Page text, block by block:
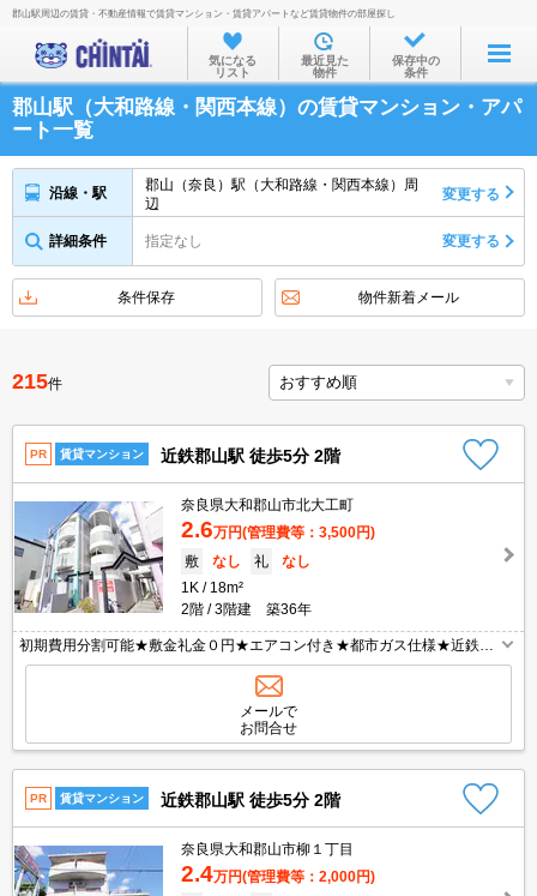
お部屋を探す
沿線・駅から
住所から
家賃相場から
不動産会社から
郡山駅周辺の賃貸・不動産情報で賃貸マンション・賃貸アパートなど賃貸物件の部屋探し
気になる
リスト
最近見た
物件
保存中の
条件
郡山駅（大和路線・関西本線）の賃貸マンション・アパ
ート一覧
沿線・駅
郡山（奈良）駅（大和路線・関西本線）周
辺
変更する
詳細条件 指定なし 変更する
条件保存 物件新着メール
215件
PR 賃貸マンション 近鉄郡山駅 徒歩5分 2階
奈良県大和郡山市北大工町
2.6万円(管理費等：3,500円)
敷
なし 礼
なし
1K
18m²
2階
3階建 築36年
初期費用分割可能★敷金礼金０円★エアコン付き★都市ガス仕様★近鉄・
ＪＲ両駅徒歩10分圏内の立地！住環境良好の１Ｋマンション♪人気の都市
ガス仕様☆６帖洋室のお部屋は、ロフトもついて広々使えますよ！更にエ
アコン・室内洗濯機置き場も完備しています♪
メールで
お問合せ
PR 賃貸マンション 近鉄郡山駅 徒歩5分 2階
奈良県大和郡山市柳１丁目
2.4万円(管理費等：2,000円)